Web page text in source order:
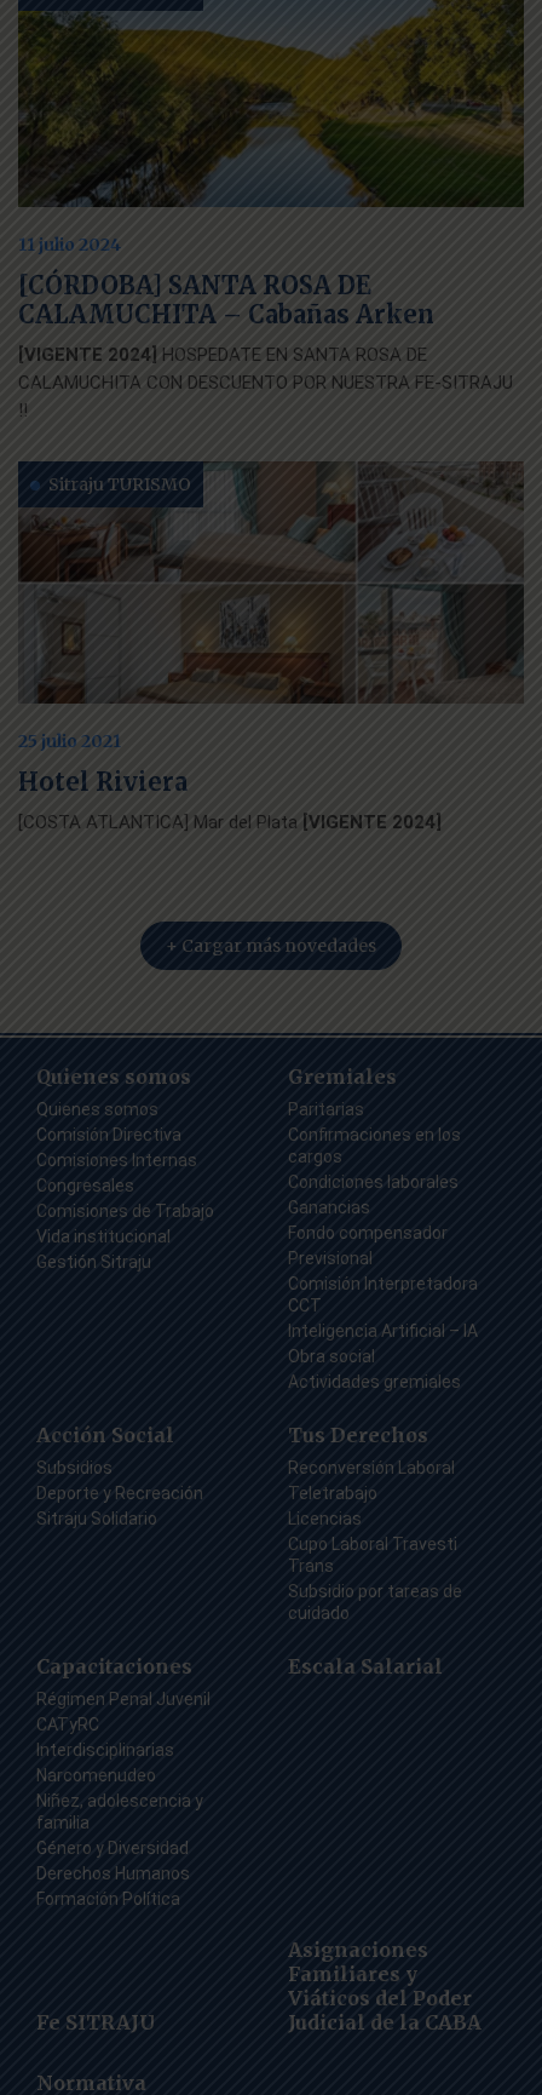
11 julio 2024
[CÓRDOBA] SANTA ROSA DE
CALAMUCHITA – Cabañas Arken
[VIGENTE 2024] HOSPEDATE EN SANTA ROSA DE
CALAMUCHITA CON DESCUENTO POR NUESTRA FE-SITRAJU
!!
Sitraju TURISMO
25 julio 2021
Hotel Riviera
[COSTA ATLANTICA] Mar del Plata [VIGENTE 2024]
+ Cargar más novedades
Quienes somos
Quienes somos
Comisión Directiva
Comisiones Internas
Congresales
Comisiones de Trabajo
Vida institucional
Gestión Sitraju
Gremiales
Paritarias
Confirmaciones en los
cargos
Condiciones laborales
Ganancias
Fondo compensador
Previsional
Comisión Interpretadora
CCT
Inteligencia Artificial – IA
Obra social
Actividades gremiales
Acción Social
Subsidios
Deporte y Recreación
Sitraju Solidario
Tus Derechos
Reconversión Laboral
Teletrabajo
Licencias
Cupo Laboral Travesti
Trans
Subsidio por tareas de
cuidado
Capacitaciones
Régimen Penal Juvenil
CATyRC
Interdisciplinarias
Narcomenudeo
Niñez, adolescencia y
familia
Género y Diversidad
Derechos Humanos
Formación Política
Escala Salarial
Fe SITRAJU
Asignaciones
Familiares y
Viáticos del Poder
Judicial de la CABA
Normativa